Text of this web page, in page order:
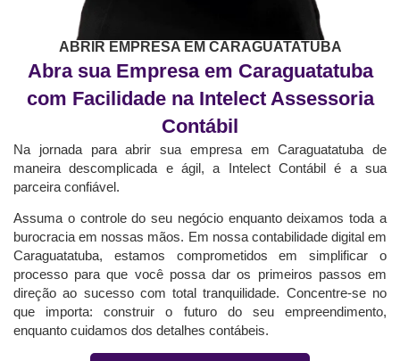
ABRIR EMPRESA EM CARAGUATATUBA
Abra sua Empresa em Caraguatatuba
com Facilidade na Intelect Assessoria
Contábil
Na jornada para abrir sua empresa em Caraguatatuba de
maneira descomplicada e ágil, a Intelect Contábil é a sua
parceira confiável.
Assuma o controle do seu negócio enquanto deixamos toda a
burocracia em nossas mãos. Em nossa contabilidade digital em
Caraguatatuba, estamos comprometidos em simplificar o
processo para que você possa dar os primeiros passos em
direção ao sucesso com total tranquilidade. Concentre-se no
que importa: construir o futuro do seu empreendimento,
enquanto cuidamos dos detalhes contábeis.